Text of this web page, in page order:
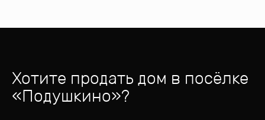
Хотите продать дом в посёлке
«Подушкино»?